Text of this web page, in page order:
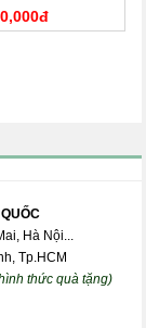
Hà Nội...
Tp.HCM
thức quà tặng)